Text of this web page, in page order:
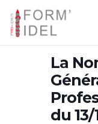
La
du 13/